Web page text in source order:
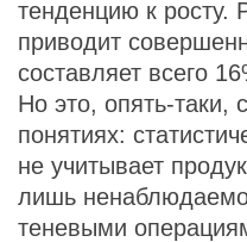
тенденцию к росту.
приводит
составляет всего
Но это, опять-таки,
понятиях:
не учитывает
лишь
теневыми